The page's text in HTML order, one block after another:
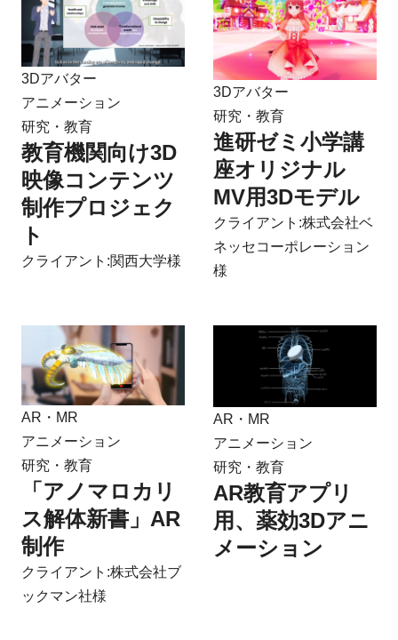
3Dアバター
アニメーション
研究・教育
教育機関向け3D
映像コンテンツ
制作プロジェク
ト
クライアント:関西大学様
3Dアバター
研究・教育
進研ゼミ小学講
座オリジナル
MV用3Dモデル
クライアント:株式会社ベ
ネッセコーポレーション
様
AR・MR
アニメーション
研究・教育
「アノマロカリ
ス解体新書」AR
制作
クライアント:株式会社ブ
ックマン社様
AR・MR
アニメーション
研究・教育
AR教育アプリ
用、薬効3Dアニ
メーション